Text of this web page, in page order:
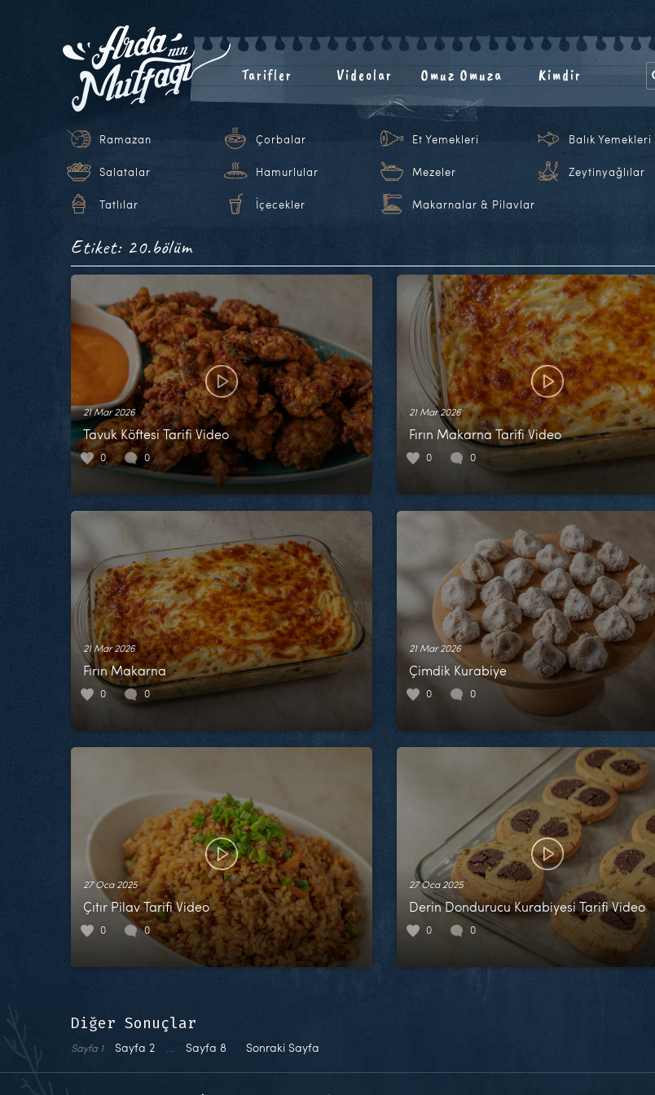
Tarifler Videolar Omuz Omuza Kimdir
Ramazan Çorbalar Et Yemekleri Balık Yemekleri
Salatalar Hamurlular Mezeler Zeytinyağlılar
Tatlılar İçecekler Makarnalar & Pilavlar
Etiket: 20.bölüm
21 Mar 2026
Tavuk Köftesi Tarifi Video
0 0
21 Mar 2026
Fırın Makarna Tarifi Video
0 0
21 Mar 2026
Fırın Makarna
0 0
21 Mar 2026
Çimdik Kurabiye
0 0
27 Oca 2025
Çıtır Pilav Tarifi Video
0 0
27 Oca 2025
Derin Dondurucu Kurabiyesi Tarifi Video
0 0
Diğer Sonuçlar
Sayfa 1 Sayfa 2 … Sayfa 8 Sonraki Sayfa